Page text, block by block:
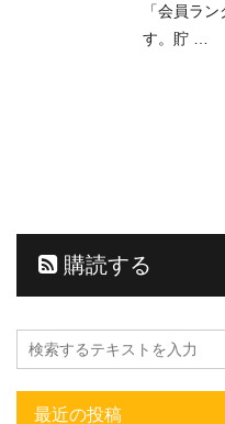
「会員ラ
す。貯 …
購読する
最近の投稿